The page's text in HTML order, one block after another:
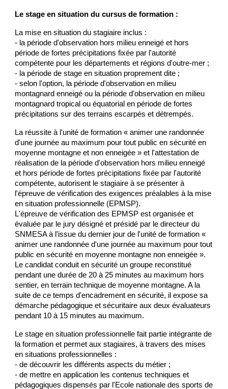
Le stage en situation du cursus de formation :
La mise en situation du stagiaire inclus :
- la période d'observation hors milieu enneigé et hors
période de fortes précipitations fixée par l'autorité
compétente pour les départements et régions d'outre-mer ;
- la période de stage en situation proprement dite ;
- selon l'option, la période d'observation en milieu
montagnard enneigé ou la période d'observation en milieu
montagnard tropical ou équatorial en période de fortes
précipitations sur des terrains escarpés et détrempés.
La réussite à l'unité de formation « animer une randonnée
d'une journée au maximum pour tout public en sécurité en
moyenne montagne et non enneigée » et l'attestation de
réalisation de la période d'observation hors milieu enneigé
et hors période de fortes précipitations fixée par l'autorité
compétente, autorisent le stagiaire à se présenter à
l'épreuve de vérification des exigences préalables à la mise
en situation professionnelle (EPMSP).
L'épreuve de vérification des EPMSP est organisée et
évaluée par le jury désigné et présidé par le directeur du
SNMESA à l'issue du dernier jour de l'unité de formation «
animer une randonnée d'une journée au maximum pour tout
public en sécurité en moyenne montagne non enneigée ».
Le candidat conduit en sécurité un groupe reconstitué
pendant une durée de 20 à 25 minutes au maximum hors
sentier, en terrain technique de moyenne montagne. A la
suite de ce temps d'encadrement en sécurité, il expose sa
démarche pédagogique et sécuritaire aux deux évaluateurs
pendant 10 à 15 minutes au maximum.
Le stage en situation professionnelle fait partie intégrante de
la formation et permet aux stagiaires, à travers des mises
en situations professionnelles :
- de découvrir les différents aspects du métier ;
- de mettre en application les contenus techniques et
pédagogiques dispensés par l'Ecole nationale des sports de